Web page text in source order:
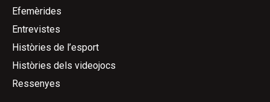
Efemèrides
Entrevistes
Històries de l’esport
Històries dels videojocs
Ressenyes